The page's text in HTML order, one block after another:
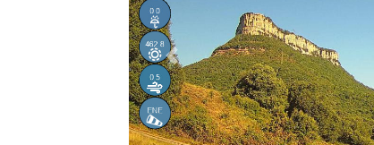
Anterior